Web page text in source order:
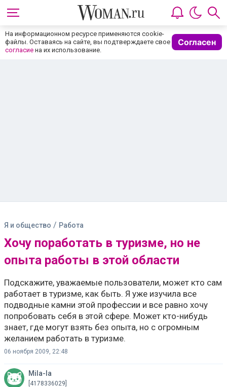
На информационном ресурсе применяются cookie-
файлы. Оставаясь на сайте, вы подтверждаете свое
согласие на их использование.
Согласен
Я и общество / Работа
Хочу поработать в туризме, но не
опыта работы в этой области
Подскажите, уважаемые пользователи, может кто сам
работает в туризме, как быть. Я уже изучила все
подводные камни этой профессии и все равно хочу
попробовать себя в этой сфере. Может кто-нибудь
знает, где могут взять без опыта, но с огромным
желанием работать в туризме.
06 ноября 2009, 22:48
Mila-la
[4178336029]